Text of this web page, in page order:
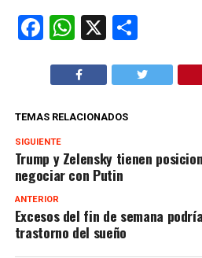
Facebook
WhatsApp
X
TEMAS RELACIONADOS
SIGUIENTE
Trump y Zelensky tienen
negociar con Putin
ANTERIOR
Excesos del fin de semana
trastorno del sueño